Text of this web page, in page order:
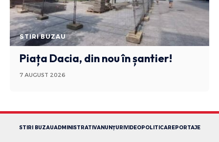
STIRI BUZAU
Piața Dacia, din nou în șantier!
7 AUGUST 2026
STIRI BUZAUADMINISTRATIVANUNȚURI VIDEOPOLITICAREPORTAJE